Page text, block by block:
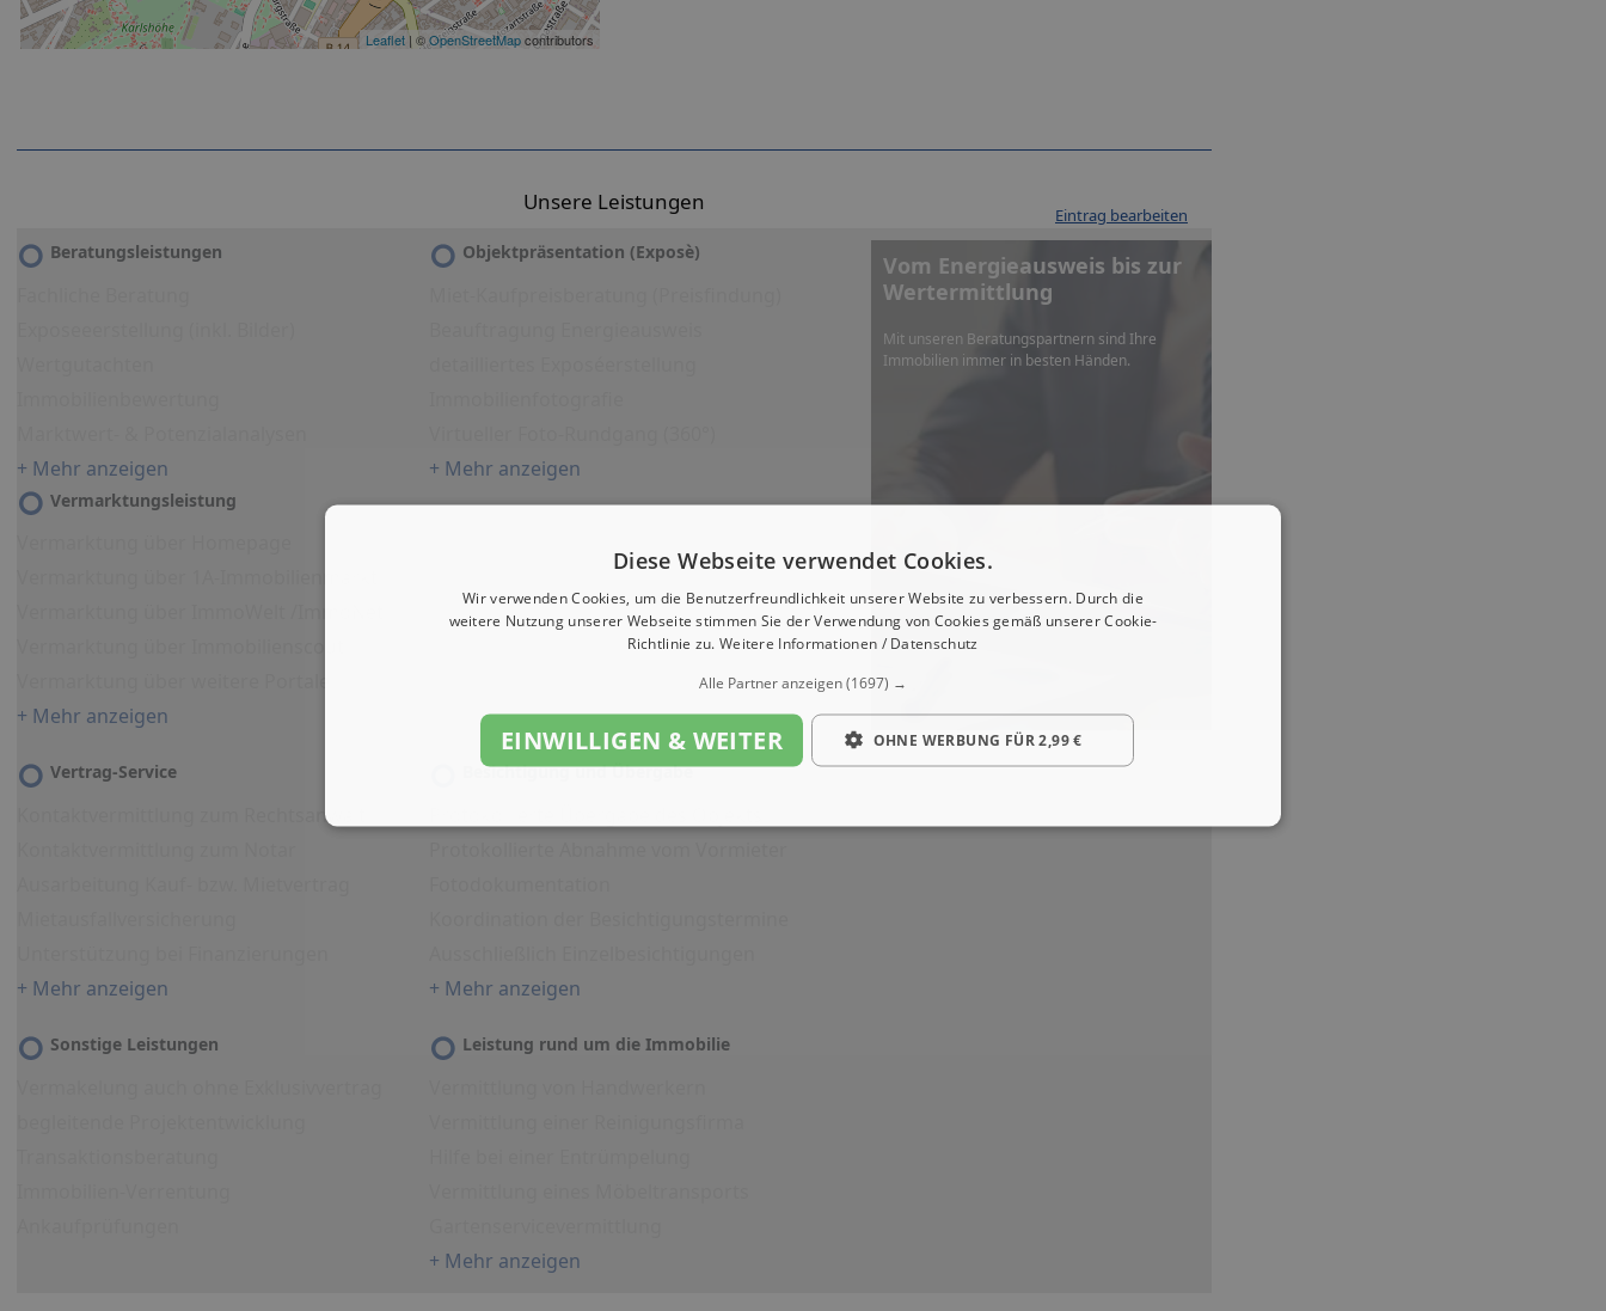
Leaflet | ©OpenStreetMapcontributors
Unsere Leistungen Eintrag bearbeiten
Beratungsleistungen
+ Mehr anzeigen
Objektpräsentation (Exposè)
+ Mehr anzeigen
Vermarktungsleistung
+ Mehr anzeigen
Vertrag-Service
Kontaktvermittlung zum Rechtsanwalt
+ Mehr anzeigen
Besichtigung und Übergabe
+ Mehr anzeigen
Sonstige Leistungen Leistung rund um die Immobilie
+ Mehr anzeigen
Vom Energieausweis bis zur
Wertermittlung
Mit unseren Beratungspartnern sind Ihre
Immobilien immer in besten Händen.
Diese Webseite verwendet Cookies.
Wir verwenden Cookies, um die Benutzerfreundlichkeit unserer Website zu verbessern. Durch die
weitere Nutzung unserer Webseite stimmen Sie der Verwendung von Cookies gemäß unserer Cookie-
Richtlinie zu. Weitere Informationen / Datenschutz
Alle Partner anzeigen(1697) →
EINWILLIGEN & WEITER OHNE WERBUNG FÜR 2,99 €